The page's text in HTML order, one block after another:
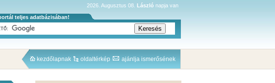
2026. Augusztus 08. László napja van
teljes adatbázisában!
kezdőlapnak oldaltérkép ajánlja ismerősének